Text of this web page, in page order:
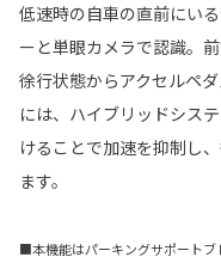
低速時の自車の直前にい
ーと単眼カメラで認識。
徐行状態からアクセルペ
には、ハイブリッドシス
けることで加速を抑制し
ます。
■本機能はパーキングサポートブ